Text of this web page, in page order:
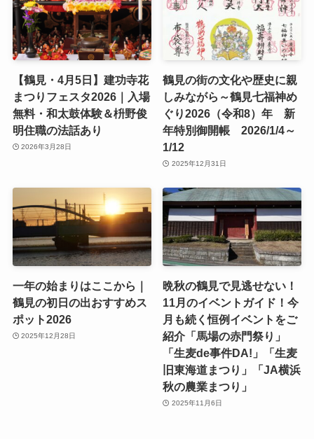
【鶴見・4月5日】建功寺花
まつりフェスタ2026｜入場
無料・和太鼓体験＆枡野俊
明住職の法話あり
2026年3月28日
鶴見の街の文化や歴史に親
しみながら～鶴見七福神め
ぐり2026（令和8）年 新
年特別御開帳 2026/1/4～
1/12
2025年12月31日
一年の始まりはここから｜
鶴見の初日の出おすすめス
ポット2026
2025年12月28日
晩秋の鶴見で見逃せない！
11月のイベントガイド！今
月も続く恒例イベントをご
紹介「馬場の赤門祭り」
「生麦de事件DA!」「生麦
旧東海道まつり」「JA横浜
秋の農業まつり」
2025年11月6日